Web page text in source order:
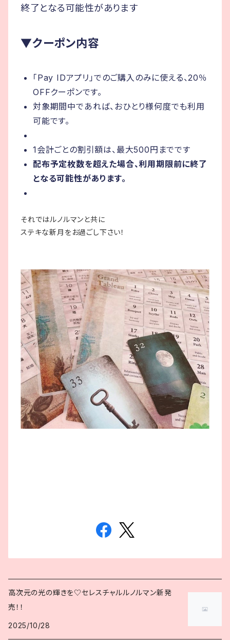
終了となる可能性があります
▼クーポン内容
「Pay IDアプリ」でのご購入のみに使える、20％
OFFクーポンです。
対象期間中であれば、おひとり様何度でも利用
可能です。
1会計ごとの割引額は、最大500円までです
配布予定枚数を超えた場合、利用期限前に終了
となる可能性があります。
それではルノルマンと共に
ステキな新月をお過ごし下さい！
高次元の光の輝きを♡セレスチャルルノルマン新発
売！！
2025/10/28